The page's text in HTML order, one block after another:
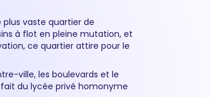
plus vaste quartier de
à flot en pleine mutation, et
ce quartier attire pour le
ville, les boulevards et le
du lycée privé homonyme